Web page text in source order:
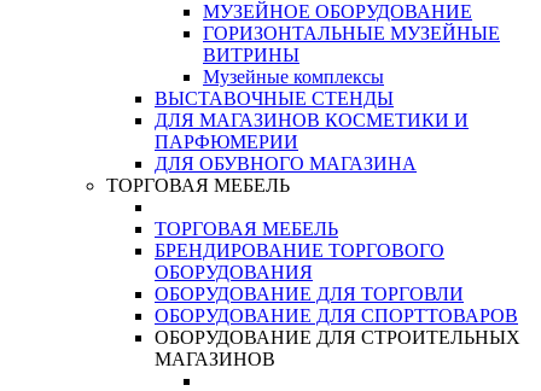
МУЗЕЙНОЕ ОБОРУДОВАНИЕ
ГОРИЗОНТАЛЬНЫЕ МУЗЕЙНЫЕ
ВИТРИНЫ
Музейные комплексы
ВЫСТАВОЧНЫЕ СТЕНДЫ
ДЛЯ МАГАЗИНОВ КОСМЕТИКИ И
ПАРФЮМЕРИИ
ДЛЯ ОБУВНОГО МАГАЗИНА
ТОРГОВАЯ МЕБЕЛЬ
ТОРГОВАЯ МЕБЕЛЬ
БРЕНДИРОВАНИЕ ТОРГОВОГО
ОБОРУДОВАНИЯ
ОБОРУДОВАНИЕ ДЛЯ ТОРГОВЛИ
ОБОРУДОВАНИЕ ДЛЯ СПОРТТОВАРОВ
ОБОРУДОВАНИЕ ДЛЯ СТРОИТЕЛЬНЫХ
МАГАЗИНОВ